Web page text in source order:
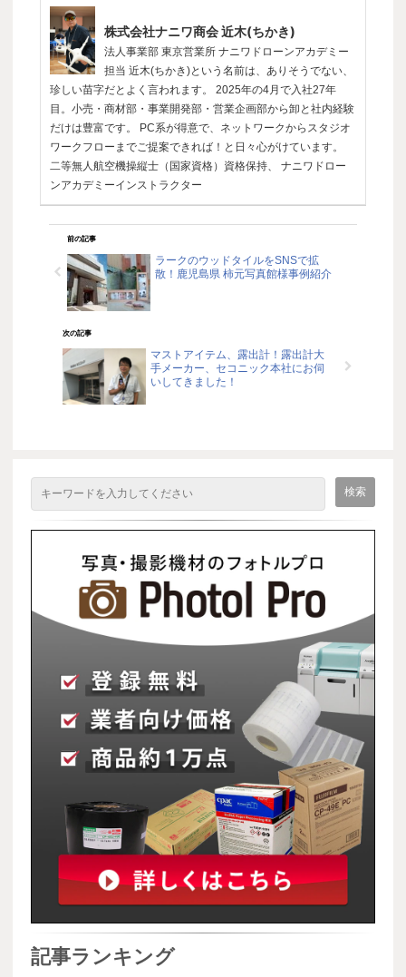
株式会社ナニワ商会 近木(ちかき)
法人事業部 東京営業所 ナニワドローンアカデミー
担当 近木(ちかき)という名前は、ありそうでない、
珍しい苗字だとよく言われます。 2025年の4月で入社27年
目。小売・商材部・事業開発部・営業企画部から卸と社内経験
だけは豊富です。 PC系が得意で、ネットワークからスタジオ
ワークフローまでご提案できれば！と日々心がけています。
二等無人航空機操縦士（国家資格）資格保持、 ナニワドロー
ンアカデミーインストラクター
前の記事
ラークのウッドタイルをSNSで拡
散！鹿児島県 柿元写真館様事例紹介
次の記事
マストアイテム、露出計！露出計大
手メーカー、セコニック本社にお伺
いしてきました！
記事ランキング